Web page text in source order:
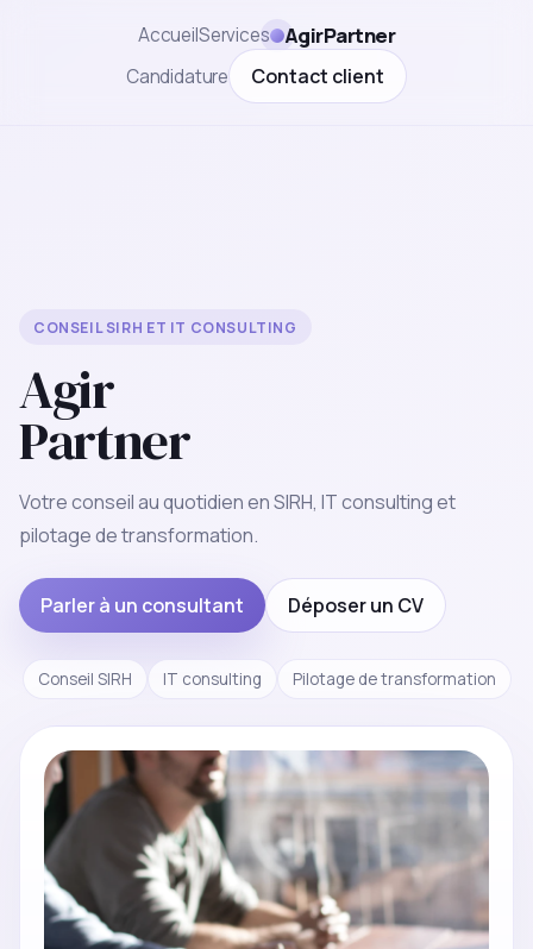
AccueilServices AgirPartner
Candidature Contact client
CONSEIL SIRH ET IT CONSULTING
Agir
Partner
Votre conseil au quotidien en SIRH, IT consulting et
pilotage de transformation.
Parler à un consultant Déposer un CV
Conseil SIRH IT consulting Pilotage de transformation